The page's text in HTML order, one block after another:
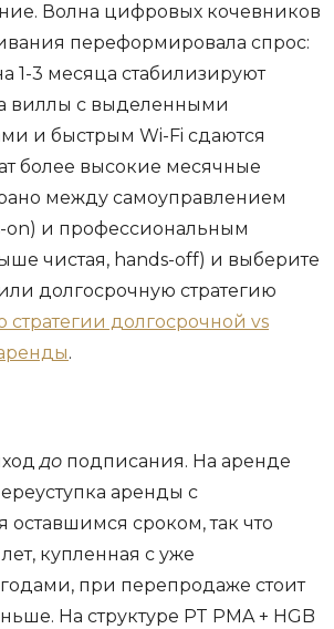
Волна цифровых кочевников
переформировала спрос:
1-3 месяца стабилизируют
виллы с выделенными
и быстрым Wi-Fi сдаются
более высокие месячные
между самоуправлением
on) и профессиональным
чистая, hands-off) и выберите
долгосрочную стратегию
стратегии долгосрочной vs
.
до подписания. На аренде
аренды с
сроком, так что
купленная с уже
при перепродаже стоит
На структуре PT PMA + HGB